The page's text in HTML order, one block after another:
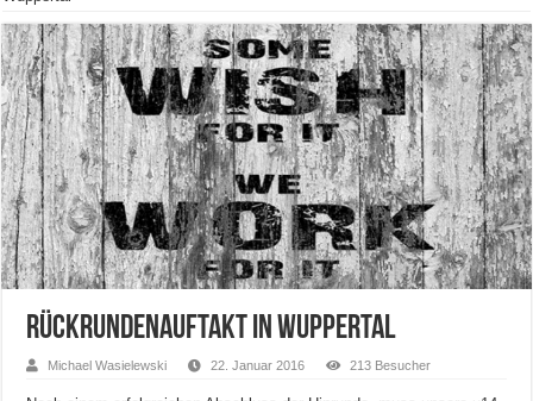
Rückrundenauftakt in Wuppertal
Michael Wasielewski 22. Januar 2016 213 Besucher